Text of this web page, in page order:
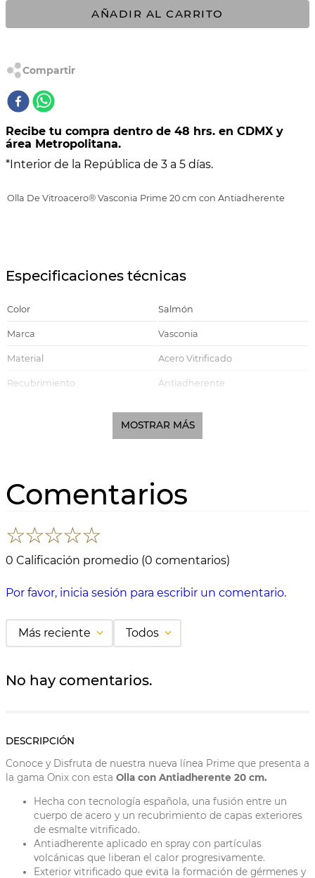
AÑADIR AL CARRITO
Recibe tu compra dentro de 48 hrs. en CDMX y
área Metropolitana.
*Interior de la República de 3 a 5 días.
Olla De Vitroacero® Vasconia Prime 20 cm con Antiadherente
Especificaciones técnicas
Color Salmón
Marca Vasconia
Material Acero Vitrificado
Recubrimiento Antiadherente
20 cm
Estufa Eléctrica, Estufa de Gas,
MOSTRAR MÁS
Comentarios
☆☆☆☆☆
0 Calificación promedio (0 comentarios)
Por favor, inicia sesión para escribir un comentario.
Más reciente Todos
No hay comentarios.
DESCRIPCIÓN
Conoce y Disfruta de nuestra nueva línea Prime que presenta a
la gama Onix con esta Olla con Antiadherente 20 cm.
Hecha con tecnología española, una fusión entre un
cuerpo de acero y un recubrimiento de capas exteriores
de esmalte vitrificado.
Antiadherente aplicado en spray con partículas
volcánicas que liberan el calor progresivamente.
Exterior vitrificado que evita la formación de gérmenes y